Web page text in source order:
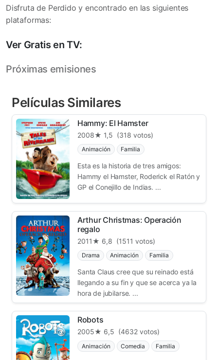
Disfruta de Perdido y encontrado en las siguientes
plataformas:
Ver Gratis en TV:
Próximas emisiones
Películas Similares
Hammy: El Hamster
2008★ 1,5 (318 votos)
Animación Familia
Esta es la historia de tres amigos:
Hammy el Hamster, Roderick el Ratón y
GP el Conejillo de Indias. ...
Arthur Christmas: Operación
regalo
2011★ 6,8 (1511 votos)
Drama Animación Familia
Santa Claus cree que su reinado está
llegando a su fin y que se acerca ya la
hora de jubilarse. ...
Robots
2005★ 6,5 (4632 votos)
Animación Comedia Familia